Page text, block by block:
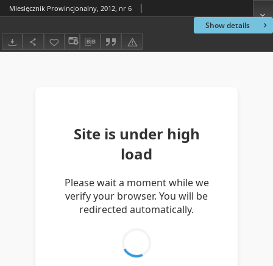
Show details
Miesięcznik Prowincjonalny, 2012, nr 6